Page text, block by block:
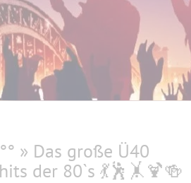
» Das große Ü40
der 80`s 💃🕺🤸🍹🍻